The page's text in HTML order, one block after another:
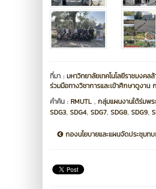
ที่มา : มหาวิทยาลัยเทคโนโลยีราชมงค
ร่วมมือทางวิชาการและเข้าศึกษาดูงาน
คำค้น : RMUTL , กลุ่มแผนงานใต้ร่มพร
SDG3, SDG4, SDG7, SDG8, SDG9,
กองนโยบายและแผนจัดประชุมท